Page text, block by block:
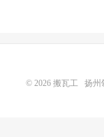
© 2026 搬瓦工扬州